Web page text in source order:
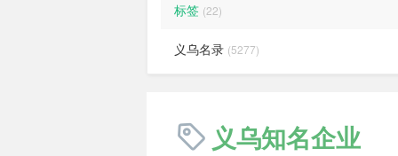
标签 (22)
义乌名录 (5277)
义乌知名企业